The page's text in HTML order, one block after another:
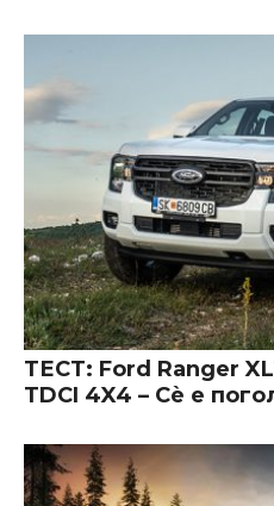
ТЕСТ: Ford Ranger
TDCI 4X4 – Сè е